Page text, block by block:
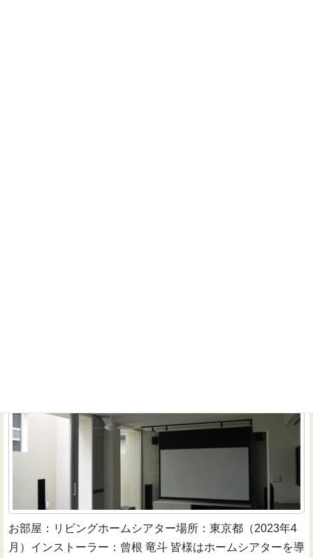
お部屋：リビングホームシアター場所：東京都（2023年4
月）インストーラー：曾根 竜斗 皆様はホームシアターを導